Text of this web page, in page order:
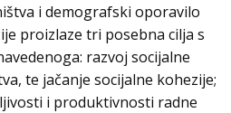
i demografski oporavilo
proizlaze tri posebna cilja s
razvoj socijalne
te jačanje socijalne kohezije;
i produktivnosti radne